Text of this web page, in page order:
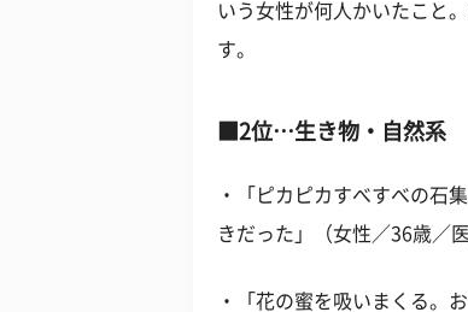
いう女性が何人かいたこと
す。
■2位…生き物・自然系
・「ピカピカすべすべの石
きだった」（女性／36歳／
・「花の蜜を吸いまくる。